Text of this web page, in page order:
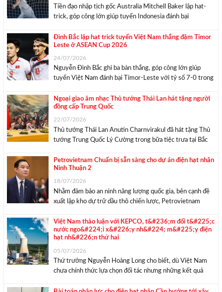
Tiền đạo nhập tịch gốc Australia Mitchell Baker lập hat-
trick, góp công lớn giúp tuyển Indonesia đánh bại
2026. Tuyển Indonesia với nhiều cầu thủ nhập tịch bước
vào trận ra quân ASEAN Cup ...
Đình Bắc lập hat trick tuyển Việt Nam thắng đậm Timor
Leste ở ASEAN Cup 2026
24/07/2026
Nguyễn Đình Bắc ghi ba bàn thắng, góp công lớn giúp
tuyển Việt Nam đánh bại Timor-Leste với tỷ số 7-0 trong
vào trận ra quân ASEAN Cup 2026 gặp Timor-Leste lúc
20h30 ngày ...
Ngoại giao âm nhạc Thủ tướng Thái Lan hát tặng người
đồng cấp Trung Quốc
22/07/2026
Thủ tướng Thái Lan Anutin Charnvirakul đã hát tặng Thủ
tướng Trung Quốc Lý Cường trong bữa tiệc trưa tại Bắc
âm nhạc’ mà ông đã nhiều lần thể hiện trong các chuyến
công ...
Petrovietnam Chuẩn bị sẵn sàng cho dự án điện hạt nhân
Ninh Thuận 2
18/07/2026
Nhằm đảm bảo an ninh năng lượng quốc gia, bên cạnh đề
xuất lập kho dự trữ dầu thô chiến lược, Petrovietnam
điện hạt nhân Ninh Thuận 2. Chia sẻ ý kiến ...
Việt Nam thảo luận với KEPCO, t&#236;m đối t&#225;c
nước ngo&#224;i x&#226;y nh&#224; m&#225;y điện
hạt nh&#226;n thứ hai
05/07/2026
Thứ trưởng Nguyễn Hoàng Long cho biết, dù Việt Nam
chưa chính thức lựa chọn đối tác nhưng những kết quả